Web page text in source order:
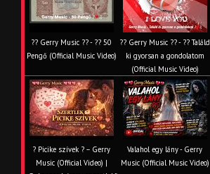
?? Gerry Music ?? - ?? 50
Pengő (Official Music Video)
?? Gerry Music ?? - ?? Találd
ki gyorsan a gondolatom
(Official Music Video)
? Picike szívek ? – Gerry
Music (Official Video) |
Valahol egy lány - Gerry
Music (Official Music Video)